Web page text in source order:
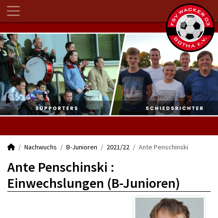
Nachwuchs B-Junioren 2021/22 Ante Penschinski
Ante Penschinski :
Einwechslungen (B-Junioren)